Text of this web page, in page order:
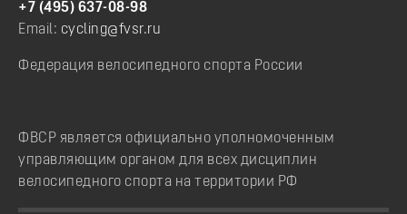
+7 (495) 637-08-98
Email: cycling@fvsr.ru
Федерация велосипедного спорта России
ФВСР является официально уполномоченным
управляющим органом для всех дисциплин
велосипедного спорта на территории РФ